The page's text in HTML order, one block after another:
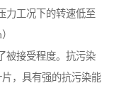
力工况下的转速低至
被接受程度。抗污染
，具有强的抗污染能